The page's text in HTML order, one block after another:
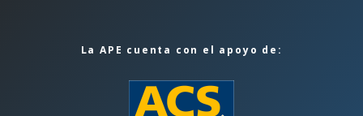
La APE cuenta con el apoyo de: